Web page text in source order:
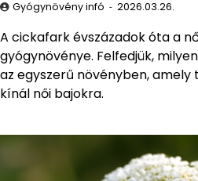
Gyógynövény infó 2026.03.26.
A cickafark évszázadok óta a
gyógynövénye. Felfedjük,
az egyszerű növényben,
kínál női bajokra.